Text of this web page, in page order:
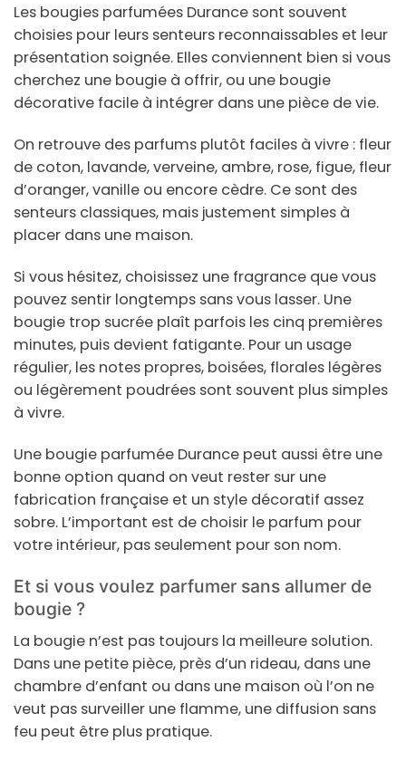
Les bougies parfumées Durance sont souvent
choisies pour leurs senteurs reconnaissables et leur
présentation soignée. Elles conviennent bien si vous
cherchez une bougie à offrir, ou une bougie
décorative facile à intégrer dans une pièce de vie.
On retrouve des parfums plutôt faciles à vivre : fleur
de coton, lavande, verveine, ambre, rose, figue, fleur
d’oranger, vanille ou encore cèdre. Ce sont des
senteurs classiques, mais justement simples à
placer dans une maison.
Si vous hésitez, choisissez une fragrance que vous
pouvez sentir longtemps sans vous lasser. Une
bougie trop sucrée plaît parfois les cinq premières
minutes, puis devient fatigante. Pour un usage
régulier, les notes propres, boisées, florales légères
ou légèrement poudrées sont souvent plus simples
à vivre.
Une bougie parfumée Durance peut aussi être une
bonne option quand on veut rester sur une
fabrication française et un style décoratif assez
sobre. L’important est de choisir le parfum pour
votre intérieur, pas seulement pour son nom.
Et si vous voulez parfumer sans allumer de
bougie ?
La bougie n’est pas toujours la meilleure solution.
Dans une petite pièce, près d’un rideau, dans une
chambre d’enfant ou dans une maison où l’on ne
veut pas surveiller une flamme, une diffusion sans
feu peut être plus pratique.